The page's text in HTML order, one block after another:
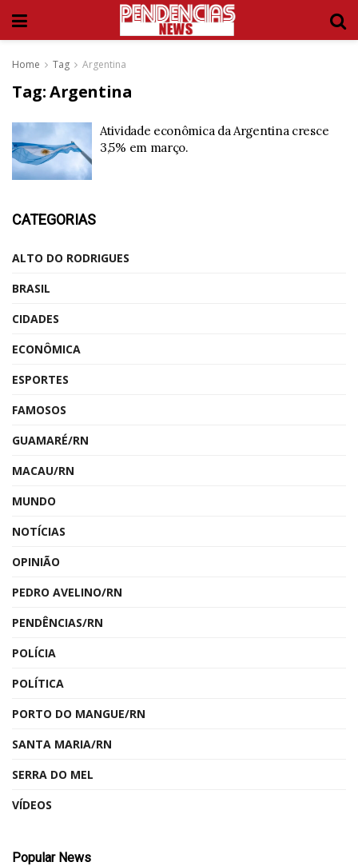
Home Tag Argentina
Tag:Argentina
Atividade econômica da Argentina cresce
3,5% em março.
CATEGORIAS
ALTO DO RODRIGUES
BRASIL
CIDADES
ECONÔMICA
ESPORTES
FAMOSOS
GUAMARÉ/RN
MACAU/RN
MUNDO
NOTÍCIAS
OPINIÃO
PEDRO AVELINO/RN
PENDÊNCIAS/RN
POLÍCIA
POLÍTICA
PORTO DO MANGUE/RN
SANTA MARIA/RN
SERRA DO MEL
VÍDEOS
Popular News